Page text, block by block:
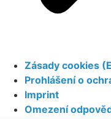
Zásady cookies
Prohlášení o
Imprint
Omezení